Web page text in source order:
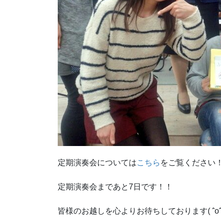
定期演奏会についてはこちら をご覧ください
定期演奏会まであと7日です！！
皆様のお越しを心よりお待ちしております(